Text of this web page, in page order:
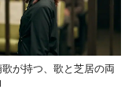
が持つ、歌と芝居の両